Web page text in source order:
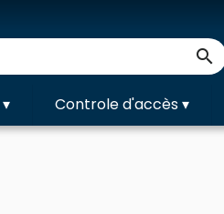

▾ Controle d'accès▾